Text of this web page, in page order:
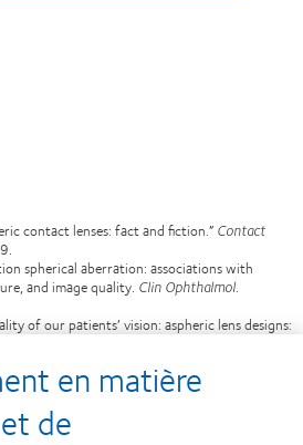
contact lenses: fact and fiction.” Contact
spherical aberration: associations with
and image quality. Clin Ophthalmol.
of our patients’ vision: aspheric lens designs:
en matière
de